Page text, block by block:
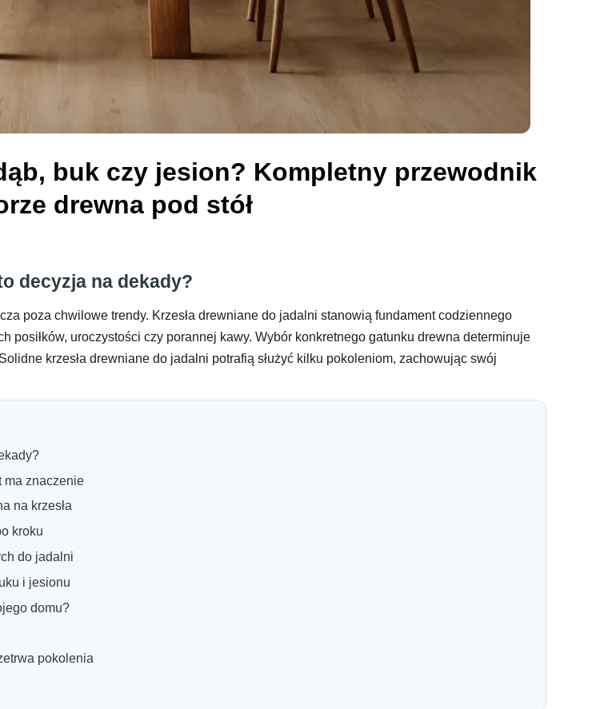
buk czy jesion? Kompletny przewodnik
drewna pod stół
decyzja na dekady?
poza chwilowe trendy. Krzesła drewniane do jadalni stanowią fundament codziennego
posiłków, uroczystości czy porannej kawy. Wybór konkretnego gatunku drewna determinuje
krzesła drewniane do jadalni potrafią służyć kilku pokoleniom, zachowując swój
ma znaczenie
na krzesła
kroku
do jadalni
i jesionu
domu?
pokolenia